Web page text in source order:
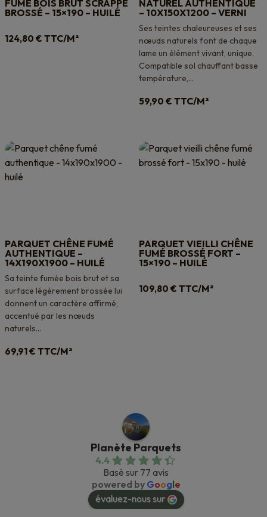
FUMÉ BOIS BRUT SCRAPPÉ
BROSSÉ – 15×190 – HUILÉ
124,80 € TTC/M²
NATUREL AUTHENTIQUE
– 10X150X1200 – VERNI
Ses teintes chaleureuses et ses
nœuds naturels font de chaque
lame un élément vivant, unique.
Compatible sol chauffant basse
température,...
59,90 € TTC/M²
PARQUET CHÊNE FUMÉ
AUTHENTIQUE –
14X190X1900 – HUILÉ
Sa teinte fumée bois brut et sa
surface légèrement brossée lui
donnent un caractère affirmé,
accentué par les nœuds
naturels...
69,91€ TTC/M²
PARQUET VIEILLI CHÊNE
FUMÉ BROSSÉ FORT –
15×190 – HUILÉ
109,80 € TTC/M²
Planète Parquets
4.4
Basé sur 77 avis
powered by Google
évaluez-nous sur